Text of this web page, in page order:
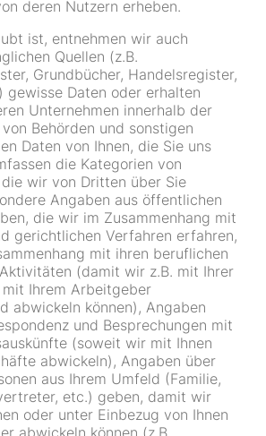
deren Nutzern erheben.
ist, entnehmen wir auch
Quellen (z.B.
Grundbücher, Handelsregister,
gewisse Daten oder erhalten
Unternehmen innerhalb der
Behörden und sonstigen
Daten von Ihnen, die Sie uns
die Kategorien von
wir von Dritten über Sie
Angaben aus öffentlichen
die wir im Zusammenhang mit
gerichtlichen Verfahren erfahren,
mit ihren beruflichen
(damit wir z.B. mit Ihrer
Ihrem Arbeitgeber
abwickeln können), Angaben
und Besprechungen mit
(soweit wir mit Ihnen
abwickeln), Angaben über
aus Ihrem Umfeld (Familie,
etc.) geben, damit wir
oder unter Einbezug von Ihnen
abwickeln können (z.B.